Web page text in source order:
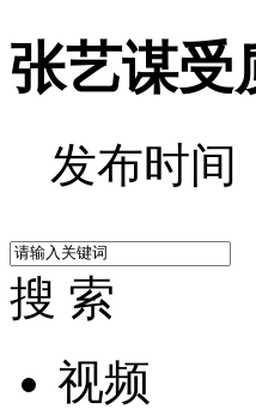
张艺谋受
发布时间
搜 索
视频